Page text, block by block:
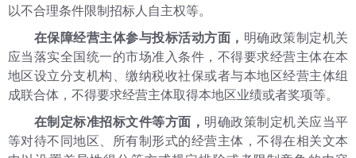
以不合理条件限制招标人自主权等。
在保障经营主体参与投标活动方面， 明确政策制定机关
应当落实全国统一的市场准入条件，不得要求经营主体在本
地区设立分支机构、缴纳税收社保或者与本地区经营主体组
成联合体，不得要求经营主体取得本地区业绩或者奖项等。
在制定标准招标文件等方面， 明确政策制定机关应当平
等对待不同地区、所有制形式的经营主体，不得在相关文本